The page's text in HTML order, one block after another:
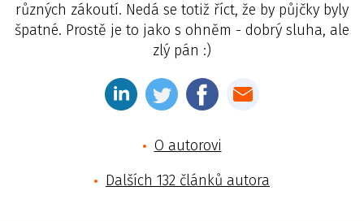
různých zákoutí. Nedá se totiž říct, že by půjčky byly
špatné. Prostě je to jako s ohněm - dobrý sluha, ale
zlý pán :)
O autorovi
Dalších 132 článků autora